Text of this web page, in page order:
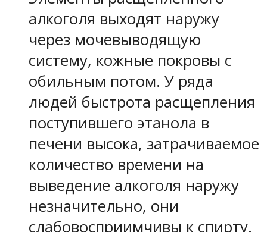
алкоголя выходят наружу
через мочевыводящую
систему, кожные покровы с
обильным потом. У ряда
людей быстрота расщепления
поступившего этанола в
печени высока, затрачиваемое
количество времени на
выведение алкоголя наружу
незначительно, они
слабовосприимчивы к спирту.